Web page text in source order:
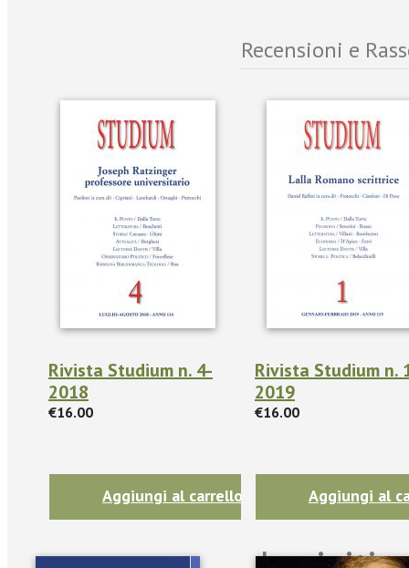
Recensioni e
Rivista Studium n. 4-
2018
€16.00
Aggiungi al carrello
Rivista Studium n.
2019
€16.00
Aggiungi al